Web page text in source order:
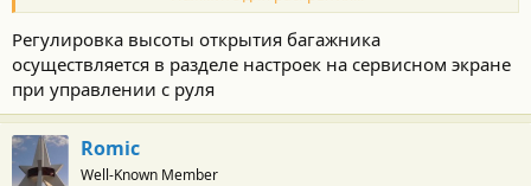
далее с помощью рук до верхнего положения. не могу
Регулировка высоты открытия багажника
осуществляется в разделе настроек на сервисном экране
при управлении с руля
Romic
Well-Known Member